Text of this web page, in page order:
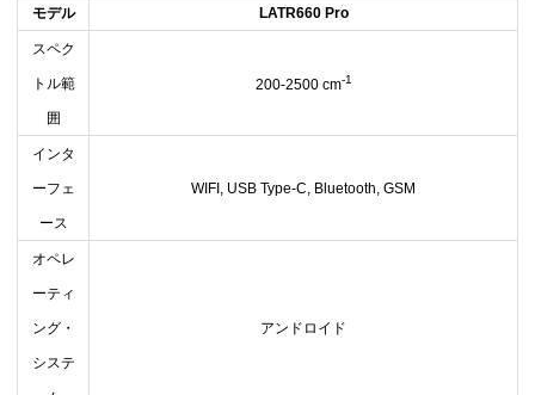
モデル LATR660 Pro
スペク
トル範
囲
200-2500 cm-1
インタ
ーフェ
ース
WIFI, USB Type-C, Bluetooth, GSM
オペレ
ーティ
ング・
システ
アンドロイド